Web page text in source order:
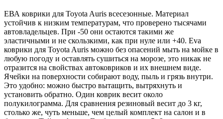
ЕВА коврики для Toyota Auris всесезонные. Материал
устойчив к низким температурам, что проверено тысячами
автовладельцев. При -50 они остаются такими же
эластичными и не скользкими, как при нуле или +40. Eva
коврики для Toyota Auris можно без опасений мыть на мойке в
любую погоду и оставлять сушиться на морозе, это никак не
отразится на свойствах автоковриков и их внешнем виде.
Ячейки на поверхности собирают воду, пыль и грязь внутри.
Это удобно: можно быстро вытащить, вытряхнуть и
установить обратно. Один коврик весит около
полукилограмма. Для сравнения резиновый весит до 3 кг,
столько же, чуть меньше, чем целый комплект на салон и в